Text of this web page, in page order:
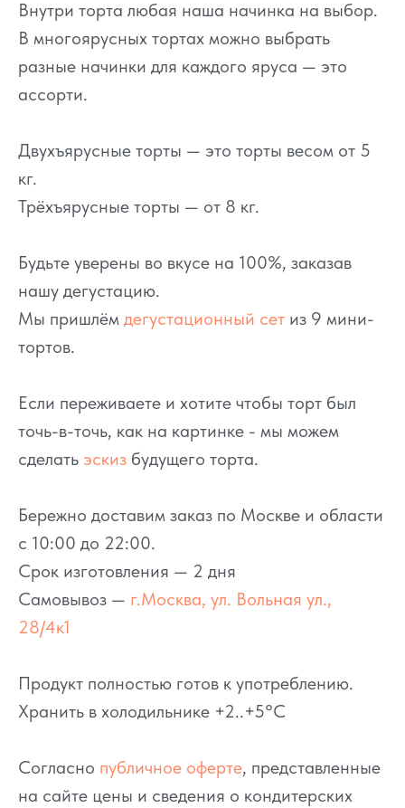
Внутри торта любая наша начинка на выбор.
В многоярусных тортах можно выбрать
разные начинки для каждого яруса — это
ассорти.
Двухъярусные торты — это торты весом от 5
кг.
Трёхъярусные торты — от 8 кг.
Будьте уверены во вкусе на 100%, заказав
нашу дегустацию.
Мы пришлём дегустационный сет из 9 мини-
тортов.
Если переживаете и хотите чтобы торт был
точь-в-точь, как на картинке - мы можем
сделать эскиз будущего торта.
Бережно доставим заказ по Москве и области
с 10:00 до 22:00.
Срок изготовления — 2 дня
Самовывоз — г.Москва, ул. Вольная ул.,
28/4к1
Продукт полностью готов к употреблению.
Хранить в холодильнике +2..+5°C
Согласно публичное оферте, представленные
на сайте цены и сведения о кондитерских